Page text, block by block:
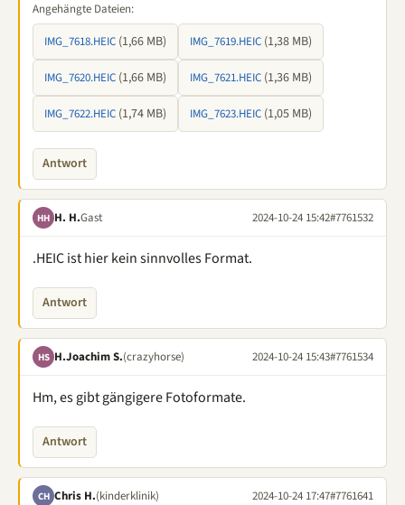
Angehängte Dateien:
IMG_7618.HEIC (1,66 MB) IMG_7619.HEIC (1,38 MB)
IMG_7620.HEIC (1,66 MB) IMG_7621.HEIC (1,36 MB)
IMG_7622.HEIC (1,74 MB) IMG_7623.HEIC (1,05 MB)
Antwort
HH H. H.Gast 2024-10-24 15:42#7761532
.HEIC ist hier kein sinnvolles Format.
Antwort
HS H.Joachim S.(crazyhorse) 2024-10-24 15:43#7761534
Hm, es gibt gängigere Fotoformate.
Antwort
CH Chris H.(kinderklinik) 2024-10-24 17:47#7761641